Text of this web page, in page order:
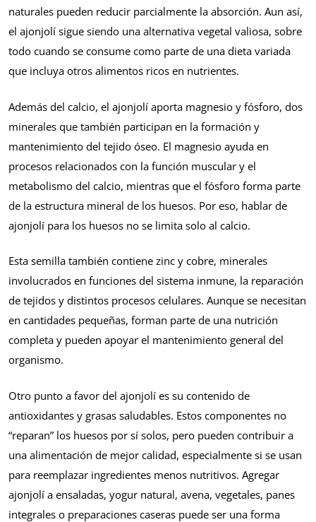
naturales pueden reducir parcialmente la absorción. Aun así,
el ajonjolí sigue siendo una alternativa vegetal valiosa, sobre
todo cuando se consume como parte de una dieta variada
que incluya otros alimentos ricos en nutrientes.
Además del calcio, el ajonjolí aporta magnesio y fósforo, dos
minerales que también participan en la formación y
mantenimiento del tejido óseo. El magnesio ayuda en
procesos relacionados con la función muscular y el
metabolismo del calcio, mientras que el fósforo forma parte
de la estructura mineral de los huesos. Por eso, hablar de
ajonjolí para los huesos no se limita solo al calcio.
Esta semilla también contiene zinc y cobre, minerales
involucrados en funciones del sistema inmune, la reparación
de tejidos y distintos procesos celulares. Aunque se necesitan
en cantidades pequeñas, forman parte de una nutrición
completa y pueden apoyar el mantenimiento general del
organismo.
Otro punto a favor del ajonjolí es su contenido de
antioxidantes y grasas saludables. Estos componentes no
“reparan” los huesos por sí solos, pero pueden contribuir a
una alimentación de mejor calidad, especialmente si se usan
para reemplazar ingredientes menos nutritivos. Agregar
ajonjolí a ensaladas, yogur natural, avena, vegetales, panes
integrales o preparaciones caseras puede ser una forma